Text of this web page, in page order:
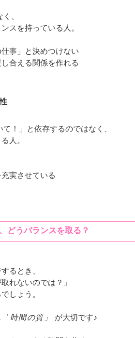
、
を持っている人。
事」と決めつけない
合える関係を作れる
！」と依存するのではなく、
人。
実させている
どうバランスを取る？
るとき、
れないのでは？」
しょう。
「時間の質」 が大切です♪